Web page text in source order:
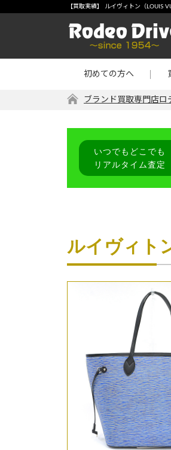
【買取実績】 ルイヴィトン（LOUIS
初めての方へ
店頭
リ
ブランド買取専門店ロ
いつでもどこでも
リアルタイム査定
ルイヴィト